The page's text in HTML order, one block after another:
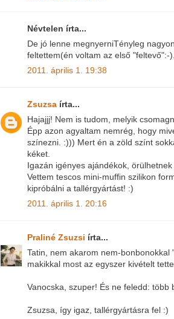
Névtelen írta...
De jó lenne megnyerniTényleg
feltettem(én voltam az első "feltevő":-
2011. április 1. 19:38
Zsuzsa írta...
Hajajjj! Nem is tudom, melyik
Épp azon agyaltam nemrég, hogy
színezni. :))) Mert én a zöld színt
kéket.
Igazán igényes ajándékok,
Vettem tescos mini-muffin szilikon
kipróbálni a tallérgyártást! :)
2011. április 1. 20:16
Praliné Zsuzsi írta...
Tatin, nem akarom nem-
makikkal most az egyszer kivételt
Vanocska, szuper! És ne feledd: több
Zsuzsa, így igaz, tallérgyártásra fel :)